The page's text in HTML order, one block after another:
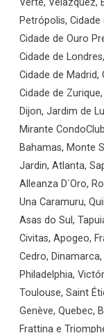
Verte, Velazquez,
Petrópolis,
Cidade de Ouro
Cidade de
Cidade de Madrid,
Cidade de
Dijon, Jardim de
Mirante
Bahamas, Monte
Jardin, Atlanta,
Alleanza D`Oro,
Una Caramuru,
Asas do Sul,
Civitas, Apogeo,
Cedro,
Philadelphia,
Toulouse, Saint
Genève, Quebec,
Frattina e